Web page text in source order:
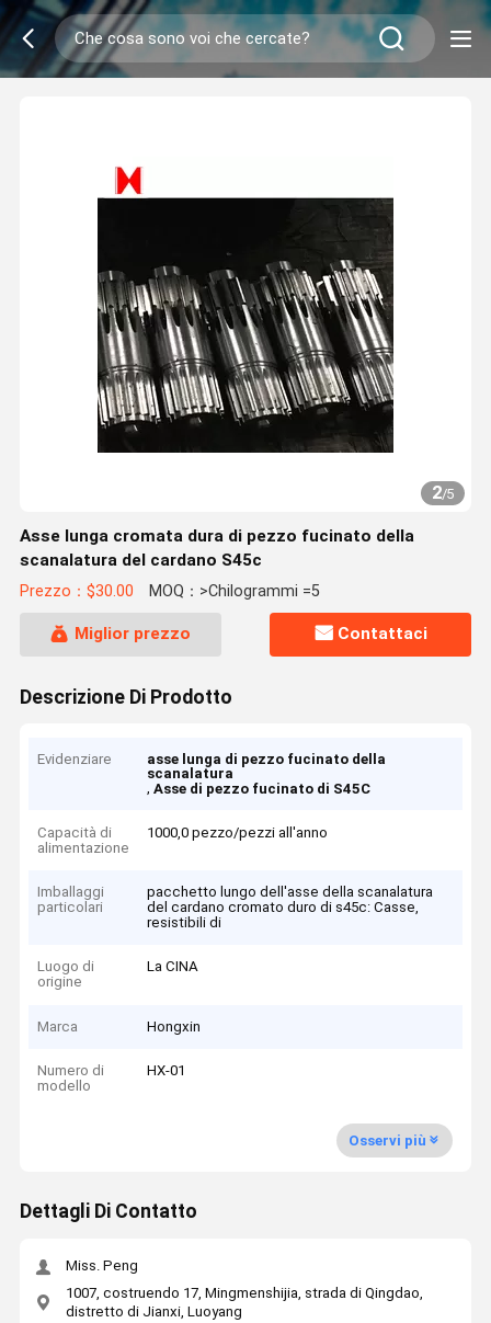
2/5
Asse lunga cromata dura di pezzo fucinato della
scanalatura del cardano S45c
Prezzo：$30.00 MOQ：>Chilogrammi =5
Miglior prezzo Contattaci
Descrizione Di Prodotto
Evidenziare
asse lunga di pezzo fucinato della
scanalatura
,Asse di pezzo fucinato di S45C
Capacità di
alimentazione
1000,0 pezzo/pezzi all'anno
Imballaggi
particolari
pacchetto lungo dell'asse della scanalatura
del cardano cromato duro di s45c: Casse,
resistibili di
Luogo di
origine
La CINA
Marca Hongxin
Numero di
modello
HX-01
Osservi più
Dettagli Di Contatto
Miss. Peng
1007, costruendo 17, Mingmenshijia, strada di Qingdao,
distretto di Jianxi, Luoyang